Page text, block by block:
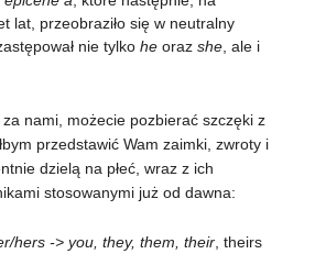
lat, przeobraziło się w neutralny
nie tylko heoraz she, ale i
nami, możecie pozbierać szczęki z
przedstawić Wam zaimki, zwroty i
dzielą na płeć, wraz z ich
stosowanymi już od dawna:
hers -> you, they, them, their, theirs